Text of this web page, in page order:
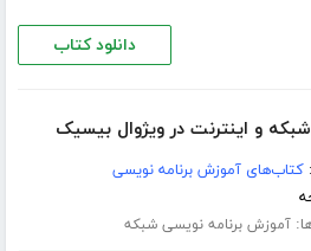
دانلود کتاب
و اینترنت در ویژوال بیسیک
کتاب‌های آموزش برنامه نویسی
آموزش برنامه نویسی شبکه